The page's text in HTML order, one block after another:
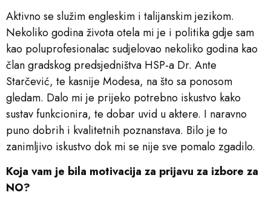
Aktivno se služim engleskim i talijanskim jezikom.
Nekoliko godina života otela mi je i politika gdje sam
kao poluprofesionalac sudjelovao nekoliko godina kao
član gradskog predsjedništva HSP-a Dr. Ante
Starčević, te kasnije Modesa, na što sa ponosom
gledam. Dalo mi je prijeko potrebno iskustvo kako
sustav funkcionira, te dobar uvid u aktere. I naravno
puno dobrih i kvalitetnih poznanstava. Bilo je to
zanimljivo iskustvo dok mi se nije sve pomalo zgadilo.
Koja vam je bila motivacija za prijavu za izbore za
NO?